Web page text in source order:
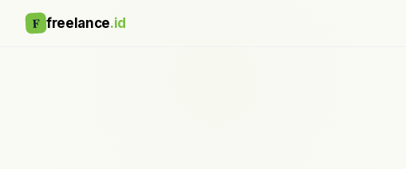
F freelance.id